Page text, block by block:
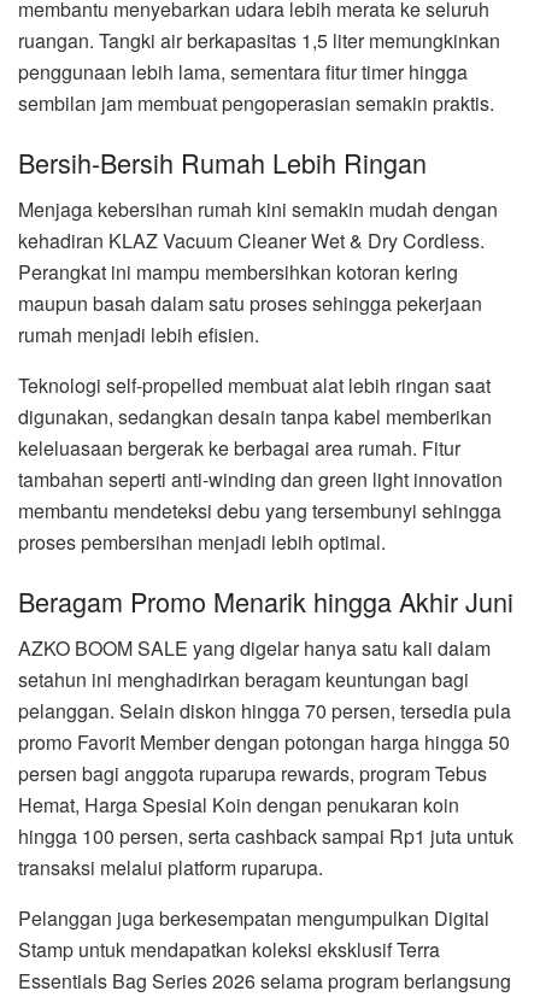
membantu menyebarkan udara lebih merata ke seluruh
ruangan. Tangki air berkapasitas 1,5 liter memungkinkan
penggunaan lebih lama, sementara fitur timer hingga
sembilan jam membuat pengoperasian semakin praktis.
Bersih-Bersih Rumah Lebih Ringan
Menjaga kebersihan rumah kini semakin mudah dengan
kehadiran KLAZ Vacuum Cleaner Wet & Dry Cordless.
Perangkat ini mampu membersihkan kotoran kering
maupun basah dalam satu proses sehingga pekerjaan
rumah menjadi lebih efisien.
Teknologi self-propelled membuat alat lebih ringan saat
digunakan, sedangkan desain tanpa kabel memberikan
keleluasaan bergerak ke berbagai area rumah. Fitur
tambahan seperti anti-winding dan green light innovation
membantu mendeteksi debu yang tersembunyi sehingga
proses pembersihan menjadi lebih optimal.
Beragam Promo Menarik hingga Akhir Juni
AZKO BOOM SALE yang digelar hanya satu kali dalam
setahun ini menghadirkan beragam keuntungan bagi
pelanggan. Selain diskon hingga 70 persen, tersedia pula
promo Favorit Member dengan potongan harga hingga 50
persen bagi anggota ruparupa rewards, program Tebus
Hemat, Harga Spesial Koin dengan penukaran koin
hingga 100 persen, serta cashback sampai Rp1 juta untuk
transaksi melalui platform ruparupa.
Pelanggan juga berkesempatan mengumpulkan Digital
Stamp untuk mendapatkan koleksi eksklusif Terra
Essentials Bag Series 2026 selama program berlangsung